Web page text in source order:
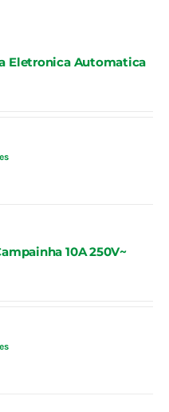
Eletronica Automatica
10A 250V~